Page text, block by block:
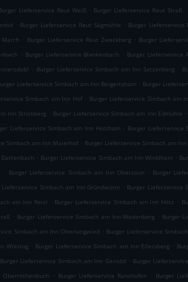
Lieferservice Reut Weiß . Burger Lieferservice Reut Straß .
. Burger Lieferservice Reut Sägmühle . Burger Lieferservice
. Burger Lieferservice Reut Zweckberg . Burger
. Burger Lieferservice Blankenbach . Burger Lieferservice
. Burger Lieferservice Simbach am Inn Satzenberg .
Lieferservice Simbach am Inn Beigertsham . Burger
Simbach am Inn Hof . Burger Lieferservice Simbach am
Inn Strickberg . Burger Lieferservice Simbach am Inn Edmühle .
Lieferservice Simbach am Inn Holzham . Burger Lieferservice
Simbach am Inn Maierhof . Burger Lieferservice Simbach am
. Burger Lieferservice Simbach am Inn Winklham .
. Burger Lieferservice Simbach am Inn Oberzaun . Burger
Lieferservice Simbach am Inn Gründwürm . Burger Lieferservice
am Inn Reisl . Burger Lieferservice Simbach am Inn Hötz .
. Burger Lieferservice Simbach am Inn Wadenberg . Burger
Simbach am Inn Oberlangwied . Burger Lieferservice
Wiesing . Burger Lieferservice Simbach am Inn Ellersberg .
Burger Lieferservice Simbach am Inn Gansöd . Burger
Oberrothenbuch . Burger Lieferservice Ranshofen . Burger